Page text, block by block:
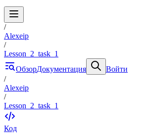
/
Alexeip
/
Lesson_2_task_1
ОбзорДокументация
Войти
/
Alexeip
/
Lesson_2_task_1
Код